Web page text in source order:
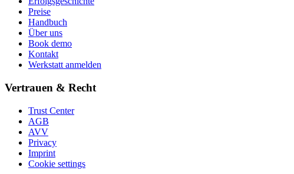
Preise
Handbuch
Über uns
Book demo
Kontakt
Werkstatt anmelden
Vertrauen & Recht
Trust Center
AGB
AVV
Privacy
Imprint
Cookie settings